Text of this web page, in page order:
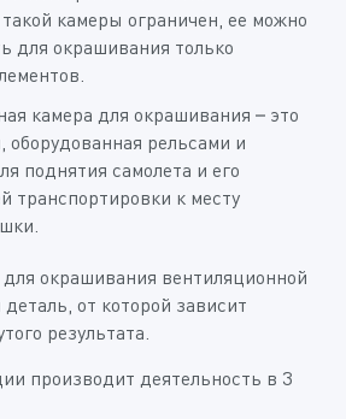
камеры ограничен, ее можно
для окрашивания только
камера для окрашивания – это
оборудованная рельсами и
поднятия самолета и его
транспортировки к месту
окрашивания вентиляционной
от которой зависит
результата.
производит деятельность в 3